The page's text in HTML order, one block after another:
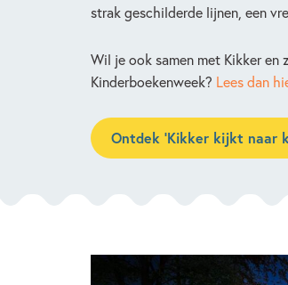
strak geschilderde lijnen, een
Wil je ook samen met Kikker en
Kinderboekenweek? Lees dan
Ontdek ‘Kikker kijkt naar